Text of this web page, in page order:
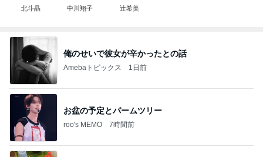
北斗晶 中川翔子 辻希美
俺のせいで彼女が辛かったとの話
Amebaトピックス 1日前
お盆の予定とパームツリー
roo's MEMO 7時間前